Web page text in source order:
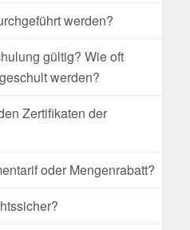
werden?
gültig? Wie oft
werden?
Zertifikaten der
oder Mengenrabatt?